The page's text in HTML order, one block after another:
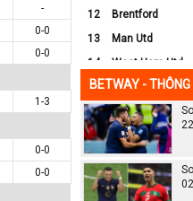
-
0-0
0-0
1-3
0-0
0-0
12
Brentford
13
Man Utd
14
West Ham Utd
15
Everton
16
Crystal Palace
17
Leicester City
18
Ipswich
19
Wolves
BETWAY -